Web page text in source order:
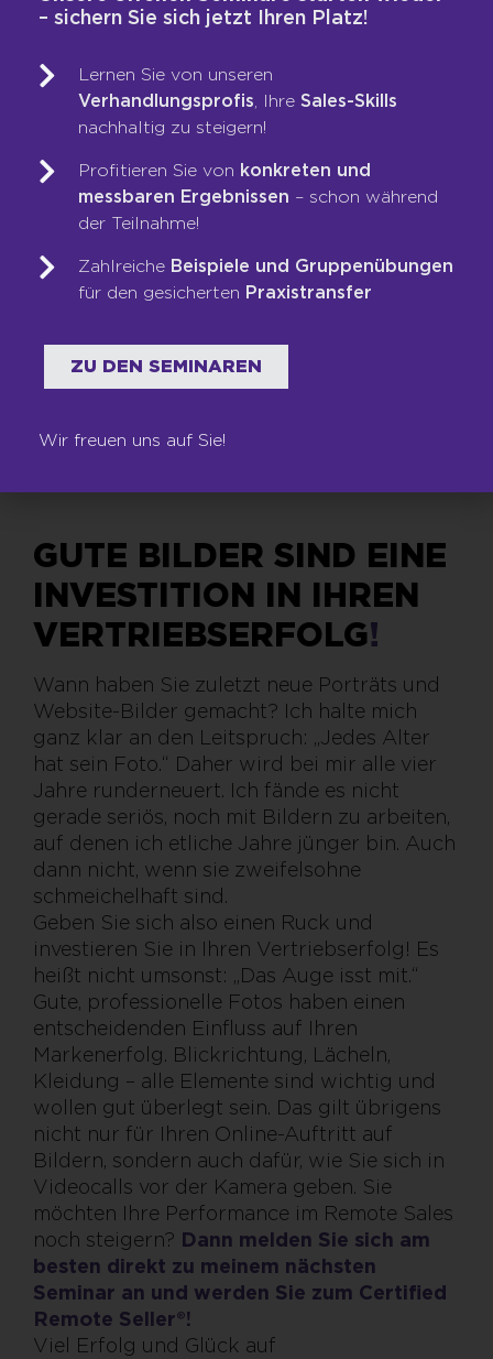
Aufnahmen bei Traueranzeigen
Erwägung, lieber ein farbiges Porträt
auszuwählen. Eine weitere Möglichkeit
für einen eleganten Effekt: Ziehen Sie
einen Farbfilter hinzu, etwa in Ihrer CI-
Farbe. Das sorgt für einen hohen
Wiedererkennungseffekt.
Kleidung:
Die Wahl der Kleidung hängt
natürlich von Ihrer Branche und Ihrem
Business ab. Aus meiner Sicht muss es
Hemd mit Sakko und Krawatte sein –
doch vom T-Shirt sind wir dennoch
sich so, wie Sie auch Ihren Kunden
GUTE BILDER SIND EINE
INVESTITION IN IHREN
VERTRIEBSERFOLG!
Wann haben Sie zuletzt neue Porträts und
Website-Bilder gemacht? Ich halte mich
ganz klar an den Leitspruch: „Jedes Alter
hat sein Foto.“ Daher wird bei mir alle vier
Jahre runderneuert. Ich fände es nicht
gerade seriös, noch mit Bildern zu arbeiten,
auf denen ich etliche Jahre jünger bin. Auch
dann nicht, wenn sie zweifelsohne
schmeichelhaft sind.
Geben Sie sich also einen Ruck und
investieren Sie in Ihren Vertriebserfolg! Es
heißt nicht umsonst: „Das Auge isst mit.“
Gute, professionelle Fotos haben einen
entscheidenden Einfluss auf Ihren
Markenerfolg. Blickrichtung, Lächeln,
Kleidung – alle Elemente sind wichtig und
wollen gut überlegt sein. Das gilt übrigens
nicht nur für Ihren Online-Auftritt auf
Bildern, sondern auch dafür, wie Sie sich in
Videocalls vor der Kamera geben. Sie
möchten Ihre Performance im Remote Sales
noch steigern? Dann melden Sie sich am
besten direkt zu meinem nächsten
Seminar an und werden Sie zum Certified
Remote Seller®!
Viel Erfolg und Glück auf
– sichern Sie sich jetzt Ihren Platz!
Lernen Sie von unseren
Verhandlungsprofis , IhreSales-Skills
nachhaltig zu steigern!
Profitieren Sie von konkreten und
messbaren Ergebnissen – schon während
der Teilnahme!
Zahlreiche Beispiele und Gruppenübungen
für den gesicherten Praxistransfer
ZU DEN SEMINAREN
Wir freuen uns auf Sie!